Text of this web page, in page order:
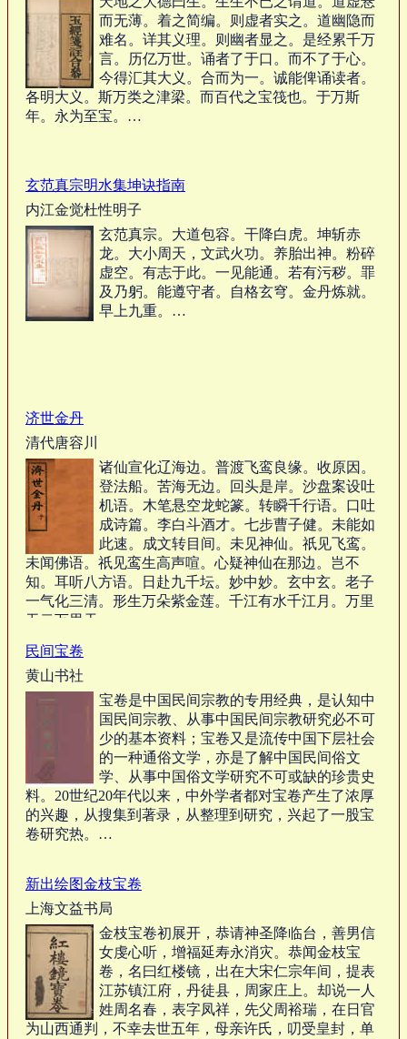
而无薄。着之简编。则虚者实之。道幽隐而
难名。详其义理。则幽者显之。是经累千万
言。历亿万世。诵者了于口。而不了于心。
今得汇其大义。合而为一。诚能俾诵读者。
各明大义。斯万类之津梁。而百代之宝筏也。于万斯
年。永为至宝。…
玄范真宗明水集坤诀指南
内江金觉杜性明子
玄范真宗。大道包容。干降白虎。坤斩赤
龙。大小周天，文武火功。养胎出神。粉碎
虚空。有志于此。一见能通。若有污秽。罪
及乃躬。能遵守者。自格玄穹。金丹炼就。
早上九重。…
济世金丹
清代唐容川
诸仙宣化辽海边。普渡飞鸾良缘。收原因。
登法船。苦海无边。回头是岸。沙盘案设吐
机语。木笔悬空龙蛇篆。转瞬千行语。口吐
成诗篇。李白斗酒才。七步曹子健。未能如
此速。成文转目间。未见神仙。祇见飞鸾。
未闻佛语。祇见鸾生高声喧。心疑神仙在那边。岂不
知。耳听八方语。日赴九千坛。妙中妙。玄中玄。老子
一气化三清。形生万朵紫金莲。千江有水千江月。万里
无云万里天。…
民间宝卷
黄山书社
宝卷是中国民间宗教的专用经典，是认知中
国民间宗教、从事中国民间宗教研究必不可
少的基本资料；宝卷又是流传中国下层社会
的一种通俗文学，亦是了解中国民间俗文
学、从事中国俗文学研究不可或缺的珍贵史
料。20世纪20年代以来，中外学者都对宝卷产生了浓厚
的兴趣，从搜集到著录，从整理到研究，兴起了一股宝
卷研究热。…
新出绘图金枝宝卷
上海文益书局
金枝宝卷初展开，恭请神圣降临台，善男信
女虔心听，增福延寿永消灾。恭闻金枝宝
卷，名曰红楼镜，出在大宋仁宗年间，提表
江苏镇江府，丹徒县，周家庄上。却说一人
姓周名春，表字凤祥，先父周裕瑞，在日官
为山西通判，不幸去世五年，母亲许氏，叨受皇封，单